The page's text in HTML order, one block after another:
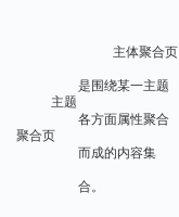
主题
聚合页
主体聚合页
是围绕某一主题
各方面属性聚合
而成的内容集
合。